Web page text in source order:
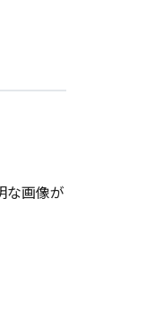
な画像が